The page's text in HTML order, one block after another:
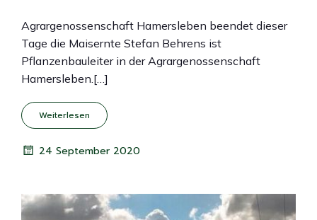
Agrargenossenschaft Hamersleben beendet dieser
Tage die Maisernte Stefan Behrens ist
Pflanzenbauleiter in der Agrargenossenschaft
Hamersleben.[…]
Weiterlesen
24 September 2020